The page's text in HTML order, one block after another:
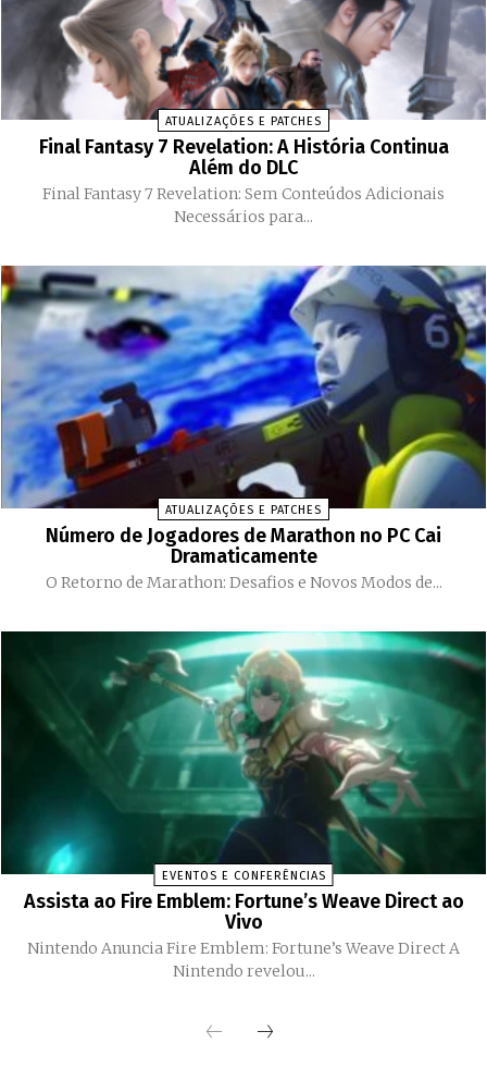
ATUALIZAÇÕES E PATCHES
Final Fantasy 7 Revelation: A História Continua
Além do DLC
Final Fantasy 7 Revelation: Sem Conteúdos Adicionais
Necessários para...
ATUALIZAÇÕES E PATCHES
Número de Jogadores de Marathon no PC Cai
Dramaticamente
O Retorno de Marathon: Desafios e Novos Modos de...
EVENTOS E CONFERÊNCIAS
Assista ao Fire Emblem: Fortune’s Weave Direct ao
Vivo
Nintendo Anuncia Fire Emblem: Fortune’s Weave Direct A
Nintendo revelou...